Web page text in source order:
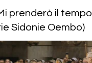
prenderò il tempo
Sidonie Oembo)